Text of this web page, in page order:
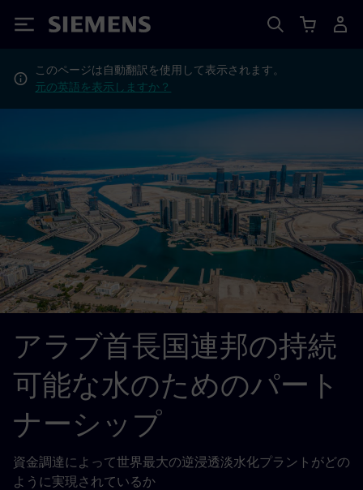
Siemens
このページは自動翻訳を使用して表示されます。
元の英語を表示しますか？
アラブ首長国連邦の持続
可能な水のためのパート
ナーシップ
資金調達によって世界最大の逆浸透淡水化プラントがどの
ように実現されているか